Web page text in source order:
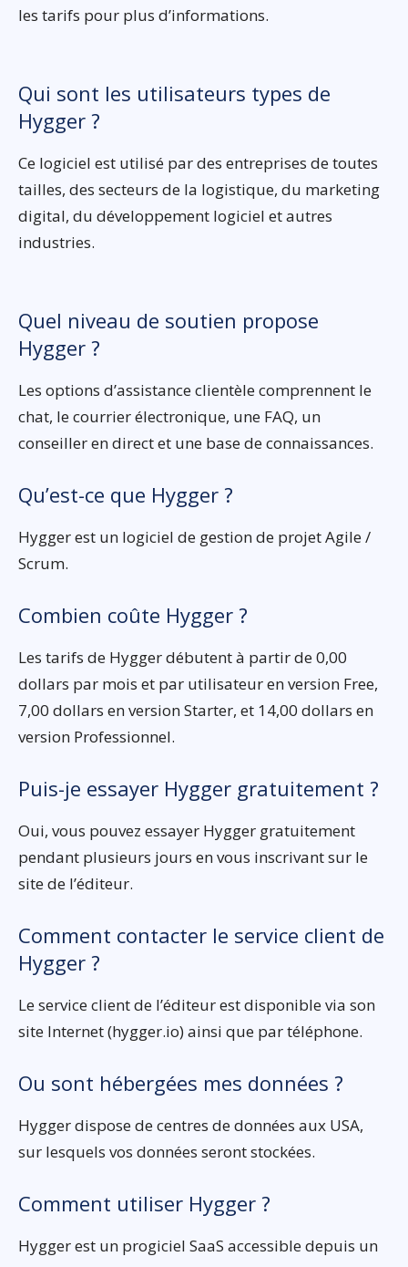
les tarifs pour plus d’informations.
Qui sont les utilisateurs types de
Hygger ?
Ce logiciel est utilisé par des entreprises de toutes
tailles, des secteurs de la logistique, du marketing
digital, du développement logiciel et autres
industries.
Quel niveau de soutien propose
Hygger ?
Les options d’assistance clientèle comprennent le
chat, le courrier électronique, une FAQ, un
conseiller en direct et une base de connaissances.
Qu’est-ce que Hygger ?
Hygger est un logiciel de gestion de projet Agile /
Scrum.
Combien coûte Hygger ?
Les tarifs de Hygger débutent à partir de 0,00
dollars par mois et par utilisateur en version Free,
7,00 dollars en version Starter, et 14,00 dollars en
version Professionnel.
Puis-je essayer Hygger gratuitement ?
Oui, vous pouvez essayer Hygger gratuitement
pendant plusieurs jours en vous inscrivant sur le
site de l’éditeur.
Comment contacter le service client de
Hygger ?
Le service client de l’éditeur est disponible via son
site Internet (hygger.io) ainsi que par téléphone.
Ou sont hébergées mes données ?
Hygger dispose de centres de données aux USA,
sur lesquels vos données seront stockées.
Comment utiliser Hygger ?
Hygger est un progiciel SaaS accessible depuis un